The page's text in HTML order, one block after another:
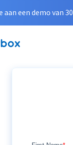
aan een demo van